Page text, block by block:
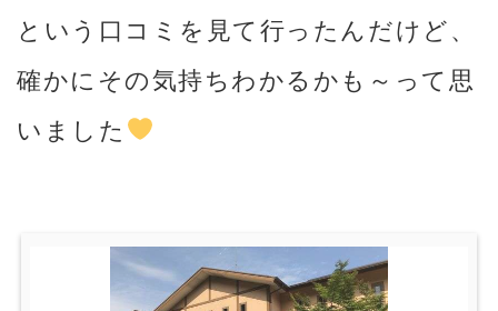
という口コミを見て行ったんだけど、
確かにその気持ちわかるかも～って思
いました